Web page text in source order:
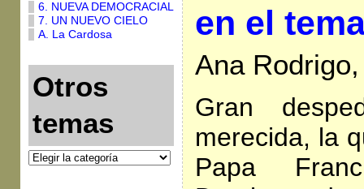
6. NUEVA DEMOCRACIAL
7. UN NUEVO CIELO
A. La Cardosa
Otros
temas
en el
Ana
Gran
merecida, la
Papa